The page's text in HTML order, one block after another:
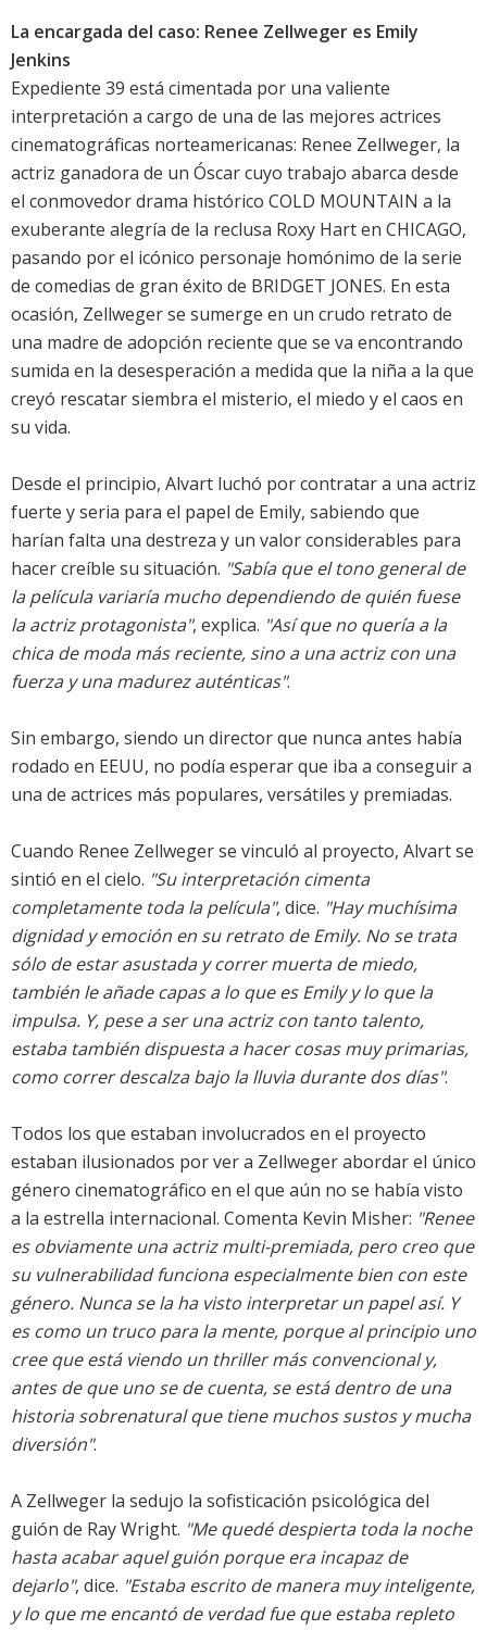
La encargada del caso: Renee Zellweger es Emily
Jenkins
Expediente 39 está cimentada por una valiente
interpretación a cargo de una de las mejores actrices
cinematográficas norteamericanas: Renee Zellweger, la
actriz ganadora de un Óscar cuyo trabajo abarca desde
el conmovedor drama histórico COLD MOUNTAIN a la
exuberante alegría de la reclusa Roxy Hart en CHICAGO,
pasando por el icónico personaje homónimo de la serie
de comedias de gran éxito de BRIDGET JONES. En esta
ocasión, Zellweger se sumerge en un crudo retrato de
una madre de adopción reciente que se va encontrando
sumida en la desesperación a medida que la niña a la que
creyó rescatar siembra el misterio, el miedo y el caos en
su vida.
Desde el principio, Alvart luchó por contratar a una actriz
fuerte y seria para el papel de Emily, sabiendo que
harían falta una destreza y un valor considerables para
hacer creíble su situación. "Sabía que el tono general de
la película variaría mucho dependiendo de quién fuese
la actriz protagonista", explica. "Así que no quería a la
chica de moda más reciente, sino a una actriz con una
fuerza y una madurez auténticas".
Sin embargo, siendo un director que nunca antes había
rodado en EEUU, no podía esperar que iba a conseguir a
una de actrices más populares, versátiles y premiadas.
Cuando Renee Zellweger se vinculó al proyecto, Alvart se
sintió en el cielo. "Su interpretación cimenta
completamente toda la película", dice. "Hay muchísima
dignidad y emoción en su retrato de Emily. No se trata
sólo de estar asustada y correr muerta de miedo,
también le añade capas a lo que es Emily y lo que la
impulsa. Y, pese a ser una actriz con tanto talento,
estaba también dispuesta a hacer cosas muy primarias,
como correr descalza bajo la lluvia durante dos días".
Todos los que estaban involucrados en el proyecto
estaban ilusionados por ver a Zellweger abordar el único
género cinematográfico en el que aún no se había visto
a la estrella internacional. Comenta Kevin Misher: "Renee
es obviamente una actriz multi-premiada, pero creo que
su vulnerabilidad funciona especialmente bien con este
género. Nunca se la ha visto interpretar un papel así. Y
es como un truco para la mente, porque al principio uno
cree que está viendo un thriller más convencional y,
antes de que uno se de cuenta, se está dentro de una
historia sobrenatural que tiene muchos sustos y mucha
diversión".
A Zellweger la sedujo la sofisticación psicológica del
guión de Ray Wright. "Me quedé despierta toda la noche
hasta acabar aquel guión porque era incapaz de
dejarlo", dice. "Estaba escrito de manera muy inteligente,
y lo que me encantó de verdad fue que estaba repleto